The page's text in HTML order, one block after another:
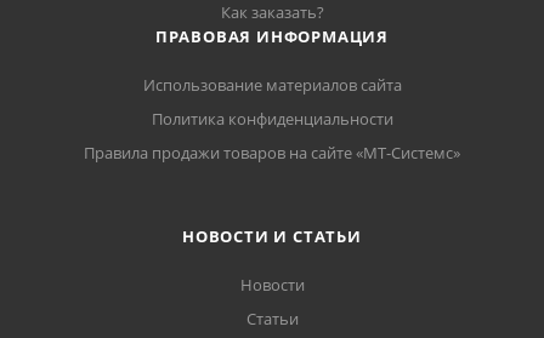
Как заказать?
ПРАВОВАЯ ИНФОРМАЦИЯ
Использование материалов сайта
Политика конфиденциальности
Правила продажи товаров на сайте «МТ-Системс»
НОВОСТИ И СТАТЬИ
Новости
Статьи